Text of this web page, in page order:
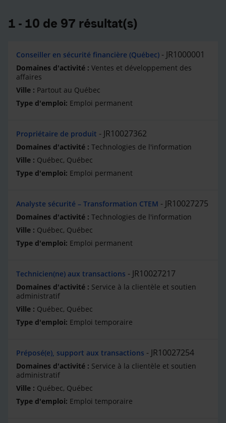
1 - 10 de 97 résultat(s)
Conseiller en sécurité financière (Québec) JR1000001
Ventes et développement des
affaires
Partout au Québec
Emploi permanent
Propriétaire de produit JR10027362
Technologies de l'information
Québec, Québec
Emploi permanent
Analyste sécurité – Transformation CTEM JR10027275
Technologies de l'information
Québec, Québec
Emploi permanent
Technicien(ne) aux transactions JR10027217
Service à la clientèle et soutien
administratif
Québec, Québec
Emploi temporaire
Préposé(e), support aux transactions JR10027254
Service à la clientèle et soutien
administratif
Québec, Québec
Emploi temporaire